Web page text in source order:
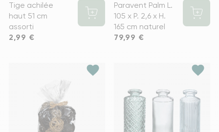
Tige achilée
haut 51 cm
assorti
Prix
2,99 €
Paravent Palm L.
105 x P. 2,6 x H.
165 cm naturel
Prix
79,99 €
favorite favorite